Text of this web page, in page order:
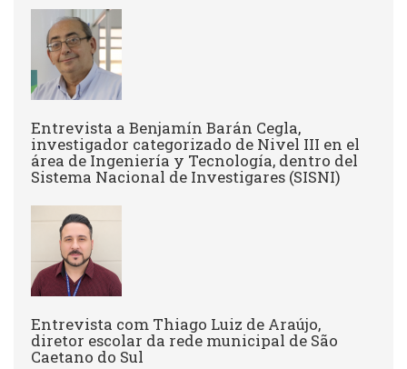
Entrevista a Benjamín Barán Cegla,
investigador categorizado de Nivel III en el
área de Ingeniería y Tecnología, dentro del
Sistema Nacional de Investigares (SISNI)
Entrevista com Thiago Luiz de Araújo,
diretor escolar da rede municipal de São
Caetano do Sul